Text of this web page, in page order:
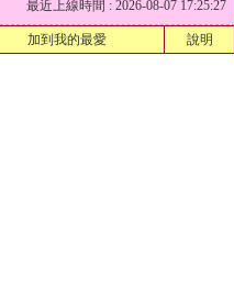
最近上線時間 : 2026-08-07 17:25:27
加到我的最愛 說明